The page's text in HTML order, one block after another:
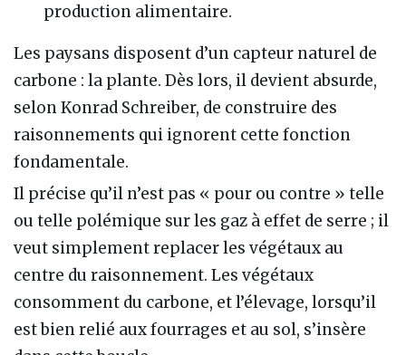
production alimentaire.
Les paysans disposent d’un capteur naturel de
carbone : la plante. Dès lors, il devient absurde,
selon Konrad Schreiber, de construire des
raisonnements qui ignorent cette fonction
fondamentale.
Il précise qu’il n’est pas « pour ou contre » telle
ou telle polémique sur les gaz à effet de serre ; il
veut simplement replacer les végétaux au
centre du raisonnement. Les végétaux
consomment du carbone, et l’élevage, lorsqu’il
est bien relié aux fourrages et au sol, s’insère